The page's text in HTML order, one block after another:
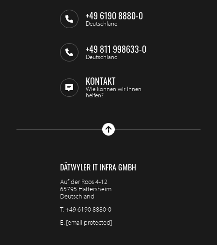
+49 6190 8880-0
Deutschland
+49 811 998633-0
Deutschland
KONTAKT
Wie können wir Ihnen
helfen?
DÄTWYLER IT INFRA GMBH
Auf der Roos 4-12
65795 Hattersheim
Deutschland
T.+49 6190 8880-0
E. [email protected]